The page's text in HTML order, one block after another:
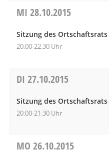
MI 28.10.2015
Sitzung des
20:00-22:30 Uhr
DI 27.10.2015
Sitzung des Ortschaftsrats
20:00-21:30 Uhr
MO 26.10.2015